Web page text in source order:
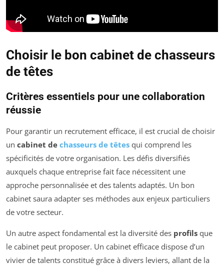
Choisir le bon cabinet de chasseurs
de têtes
Critères essentiels pour une collaboration
réussie
Pour garantir un recrutement efficace, il est crucial de choisir
un cabinet de chasseurs de têtes qui comprend les
spécificités de votre organisation. Les défis diversifiés
auxquels chaque entreprise fait face nécessitent une
approche personnalisée et des talents adaptés. Un bon
cabinet saura adapter ses méthodes aux enjeux particuliers
de votre secteur.
Un autre aspect fondamental est la diversité des profils que
le cabinet peut proposer. Un cabinet efficace dispose d’un
vivier de talents constitué grâce à divers leviers, allant de la